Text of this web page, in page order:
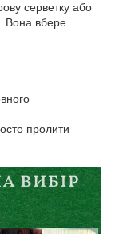
серветку або
Вона вбере
пролити